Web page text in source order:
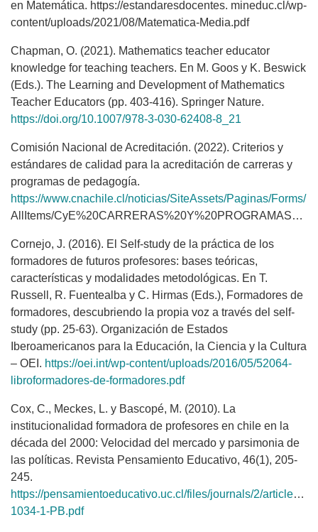
en Matemática. https://estandaresdocentes. mineduc.cl/wp-
content/uploads/2021/08/Matematica-Media.pdf
Chapman, O. (2021). Mathematics teacher educator
knowledge for teaching teachers. En M. Goos y K. Beswick
(Eds.). The Learning and Development of Mathematics
Teacher Educators (pp. 403-416). Springer Nature.
https://doi.org/10.1007/978-3-030-62408-8_21
Comisión Nacional de Acreditación. (2022). Criterios y
estándares de calidad para la acreditación de carreras y
programas de pedagogía.
https://www.cnachile.cl/noticias/SiteAssets/Paginas/Forms/
AllItems/CyE%20CARRERAS%20Y%20PROGRAMAS%20DE%20PEDAGOG%C3%8DA.pdf
Cornejo, J. (2016). El Self-study de la práctica de los
formadores de futuros profesores: bases teóricas,
características y modalidades metodológicas. En T.
Russell, R. Fuentealba y C. Hirmas (Eds.), Formadores de
formadores, descubriendo la propia voz a través del self-
study (pp. 25-63). Organización de Estados
Iberoamericanos para la Educación, la Ciencia y la Cultura
– OEI. https://oei.int/wp-content/uploads/2016/05/52064-
libroformadores-de-formadores.pdf
Cox, C., Meckes, L. y Bascopé, M. (2010). La
institucionalidad formadora de profesores en chile en la
década del 2000: Velocidad del mercado y parsimonia de
las políticas. Revista Pensamiento Educativo, 46(1), 205-
245.
https://pensamientoeducativo.uc.cl/files/journals/2/articles/
1034-1-PB.pdf